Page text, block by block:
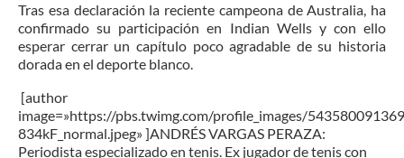
Tras esa declaración la reciente campeona de Australia, ha
confirmado su participación en Indian Wells y con ello
esperar cerrar un capítulo poco agradable de su historia
dorada en el deporte blanco.
[author
image=»https://pbs.twimg.com/profile_images/
834kF_normal.jpeg» ]ANDRÉS VARGAS PERAZA:
Periodista especializado en tenis. Ex jugador de tenis con